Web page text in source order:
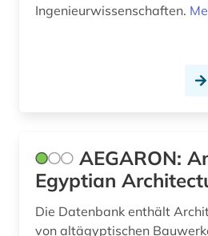
bibliotheksbau (1)
bibliothekskatalog plus (1)
bildbearbeitung (2)
bilddatenbank (11)
Ingenieurwissenschaften.
AEGARON:
Egyptian
Die Datenbank enthält
von altägyptischen